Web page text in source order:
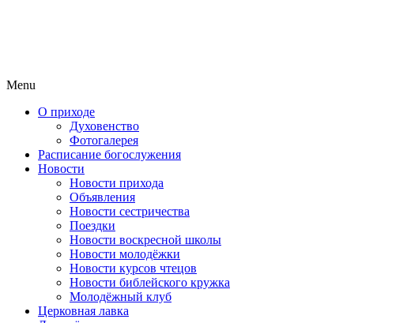
Menu
О приходе
Духовенство
Фотогалерея
Расписание богослужения
Новости
Новости прихода
Объявления
Новости сестричества
Поездки
Новости воскресной школы
Новости молодёжки
Новости курсов чтецов
Новости библейского кружка
Молодёжный клуб
Церковная лавка